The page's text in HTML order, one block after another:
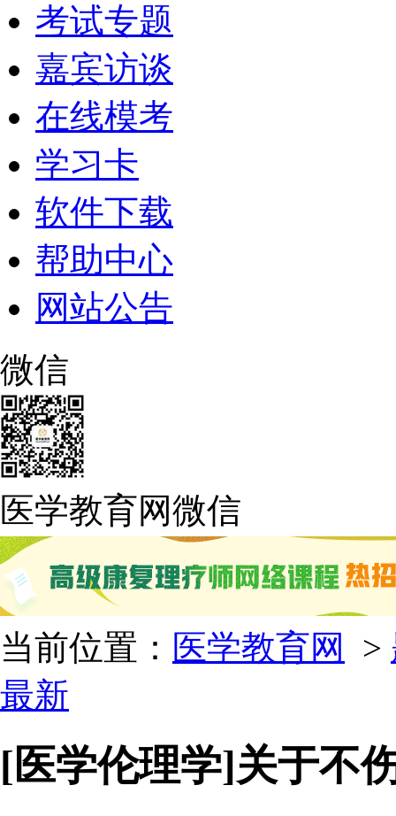
考试专题
嘉宾访谈
在线模考
学习卡
软件下载
帮助中心
网站公告
微信
医学教育网微信
当前位置： 医学教育网 >
最新
[医学伦理学]关于不